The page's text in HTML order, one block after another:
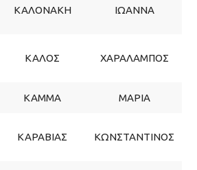
ΚΑΛΟΝΑΚΗ ΙΩΑΝΝΑ
ΚΑΛΟΣ ΧΑΡΑΛΑΜΠΟΣ
ΚΑΜΜΑ ΜΑΡΙΑ
ΚΑΡΑΒΙΑΣ ΚΩΝΣΤΑΝΤΙΝΟΣ